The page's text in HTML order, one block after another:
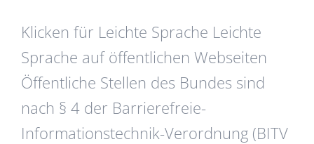
Klicken für Leichte Sprache Leichte
Sprache auf öffentlichen Webseiten
Öffentliche Stellen des Bundes sind
nach § 4 der Barrierefreie-
Informationstechnik-Verordnung (BITV